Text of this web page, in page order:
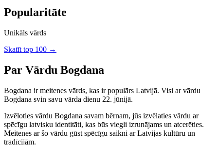
Popularitāte
Unikāls vārds
Skatīt top 100 →
Par Vārdu Bogdana
Bogdana irmeitenes vārds, kas ir populārs Latvijā. Visi ar vārdu
Bogdana svin savu vārda dienu 22. jūnijā.
Izvēloties vārdu Bogdana savam bērnam, jūs izvēlaties vārdu ar
spēcīgu latvisku identitāti, kas būs viegli izrunājams un atcerēties.
Meitenes ar šo vārdu gūst spēcīgu saikni ar Latvijas kultūru un
tradīcijām.